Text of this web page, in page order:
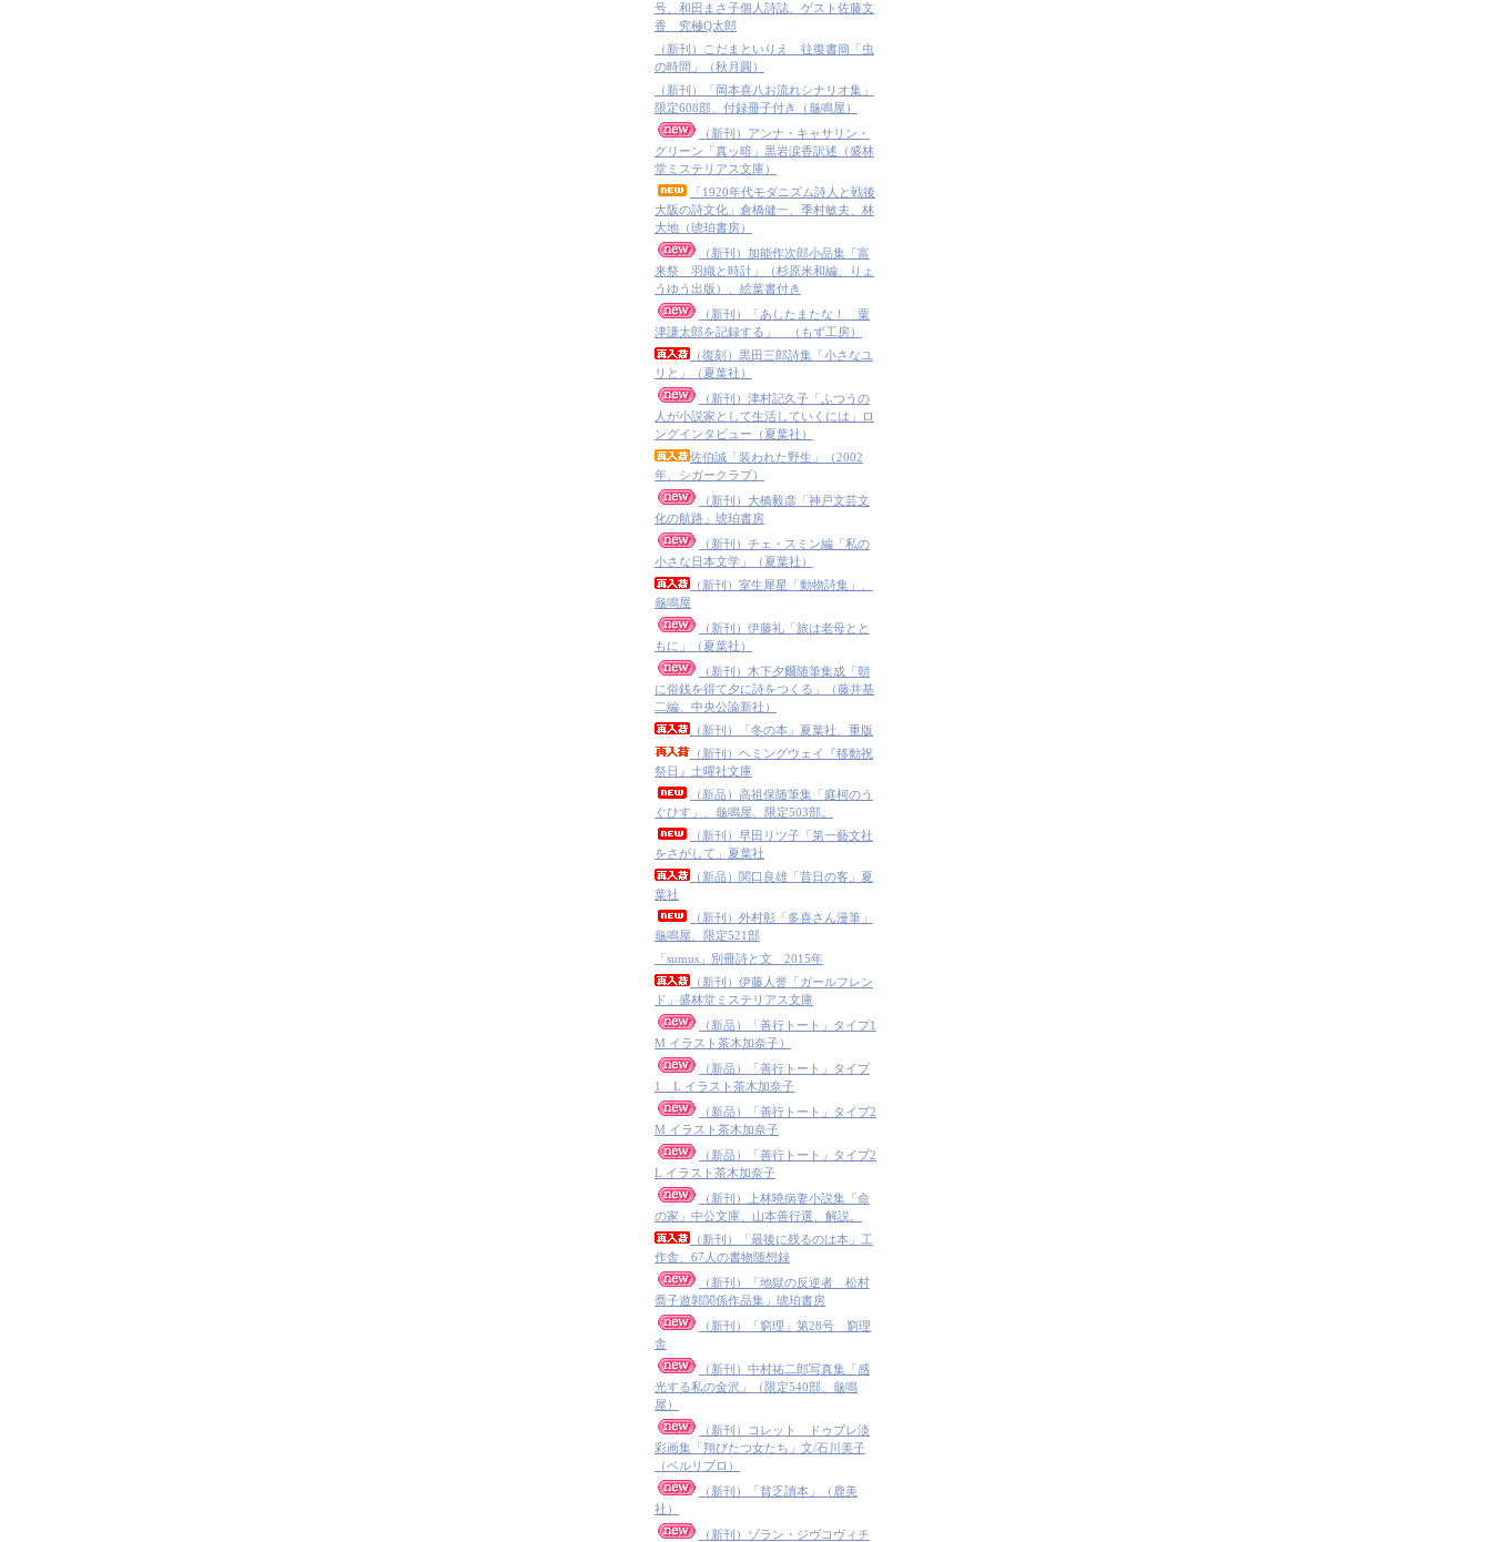
号、和田まさ子個人詩誌、ゲスト佐藤文
香 究極Q太郎
（新刊）こだまといりえ 往復書簡「虫
の時間」（秋月圓）
（新刊）「岡本喜八お流れシナリオ集」
限定608部、付録冊子付き（龜鳴屋）
（新刊）アンナ・キャサリン・
グリーン「真ッ暗」黒岩涙香訳述（盛林
堂ミステリアス文庫）
「1920年代モダニズム詩人と戦後
大阪の詩文化」倉橋健一、季村敏夫、林
大地（琥珀書房）
（新刊）加能作次郎小品集「富
来祭 羽織と時計」（杉原米和編、りょ
うゆう出版）、絵葉書付き
（新刊）「あしたまたな！ 粟
津謙太郎を記録する」 （もず工房）
（復刻）黒田三郎詩集「小さなユ
リと」（夏葉社）
（新刊）津村記久子「ふつうの
人が小説家として生活していくには」ロ
ングインタビュー（夏葉社）
佐伯誠「装われた野生」（2002
年、シガークラブ）
（新刊）大橋毅彦「神戸文芸文
化の航路」琥珀書房
（新刊）チェ・スミン編「私の
小さな日本文学」（夏葉社）
（新刊）室生犀星「動物詩集」、
龜鳴屋
（新刊）伊藤礼「旅は老母とと
もに」（夏葉社）
（新刊）木下夕爾随筆集成「朝
に俗銭を得て夕に詩をつくる」（藤井基
二編、中央公論新社）
（新刊）「冬の本」夏葉社、重版
（新刊）ヘミングウェイ『移動祝
祭日』土曜社文庫
（新品）高祖保随筆集「庭柯のう
ぐひす」、龜鳴屋、限定503部。
（新刊）早田リツ子「第一藝文社
をさがして」夏葉社
（新品）関口良雄「昔日の客」夏
葉社
（新刊）外村彰「多喜さん漫筆」
龜鳴屋、限定521部
「sumus」別冊詩と文 2015年
（新刊）伊藤人誉「ガールフレン
ド」盛林堂ミステリアス文庫
（新品）「善行トート」タイプ1
M イラスト茶木加奈子）
（新品）「善行トート」タイプ
1 L イラスト茶木加奈子
（新品）「善行トート」タイプ2
M イラスト茶木加奈子
（新品）「善行トート」タイプ2
L イラスト茶木加奈子
（新刊）上林曉病妻小説集「命
の家」中公文庫、山本善行選、解説。
（新刊）「最後に残るのは本」工
作舎、67人の書物随想録
（新刊）「地獄の反逆者 松村
喬子遊郭関係作品集」琥珀書房
（新刊）「窮理」第28号 窮理
舎
（新刊）中村祐二郎写真集「感
光する私の金沢」（限定540部、龜鳴
屋）
（新刊）コレット ドゥブレ淡
彩画集「翔びたつ女たち」文/石川美子
（ベルリブロ）
（新刊）「貧乏讀本」（鹿美
社）
（新刊）ゾラン・ジヴコヴィチ